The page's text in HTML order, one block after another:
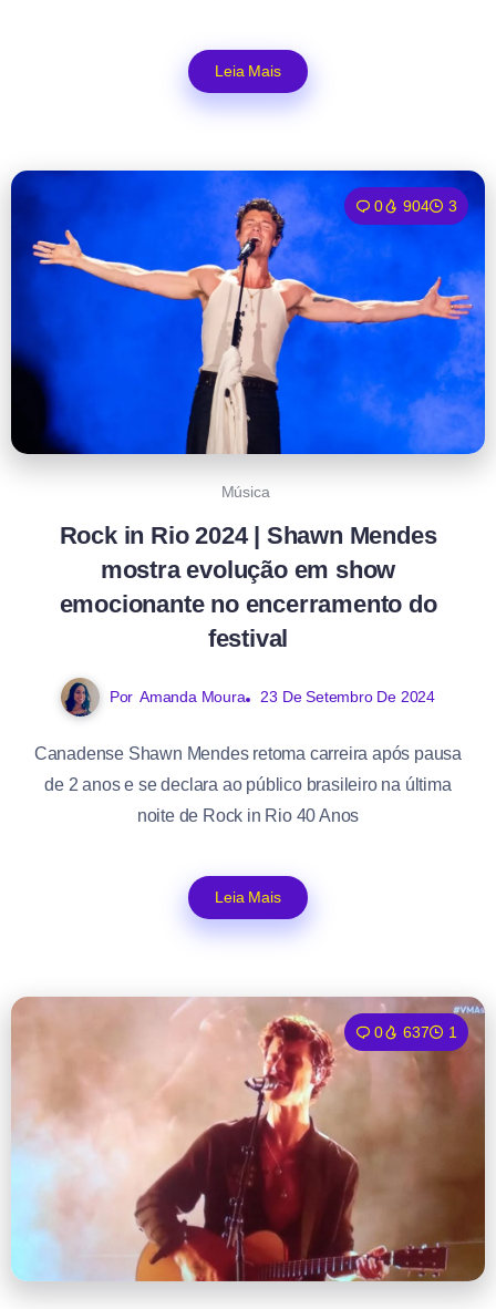
Leia Mais
0 904 3
Música
Rock in Rio 2024 | Shawn Mendes
mostra evolução em show
emocionante no encerramento do
festival
Por Amanda Moura 23 De Setembro De 2024
Canadense Shawn Mendes retoma carreira após pausa
de 2 anos e se declara ao público brasileiro na última
noite de Rock in Rio 40 Anos
Leia Mais
0 637 1